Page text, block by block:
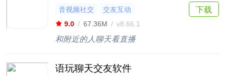
音视频社交
交友互动
9.0 / 67.36M / v8.66.1
和附近的人聊天看直播
下载
语玩聊天交友软件